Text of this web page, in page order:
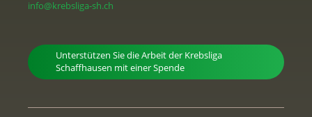
info@krebsliga-sh.ch
Unterstützen Sie die Arbeit der Krebsliga
Schaffhausen mit einer Spende